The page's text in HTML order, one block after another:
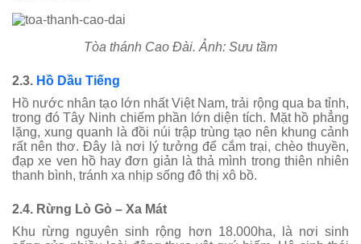
Tòa thánh Cao Đài. Ảnh: Sưu tầm
2.3. Hồ Dầu Tiếng
Hồ nước nhân tạo lớn nhất Việt Nam, trải rộng qua ba tỉnh,
trong đó Tây Ninh chiếm phần lớn diện tích. Mặt hồ phẳng
lặng, xung quanh là đồi núi trập trùng tạo nên khung cảnh
rất nên thơ. Đây là nơi lý tưởng để cắm trại, chèo thuyền,
đạp xe ven hồ hay đơn giản là thả mình trong thiên nhiên
thanh bình, tránh xa nhịp sống đô thị xô bồ.
2.4. Rừng Lò Gò – Xa Mát
Khu rừng nguyên sinh rộng hơn 18.000ha, là nơi sinh